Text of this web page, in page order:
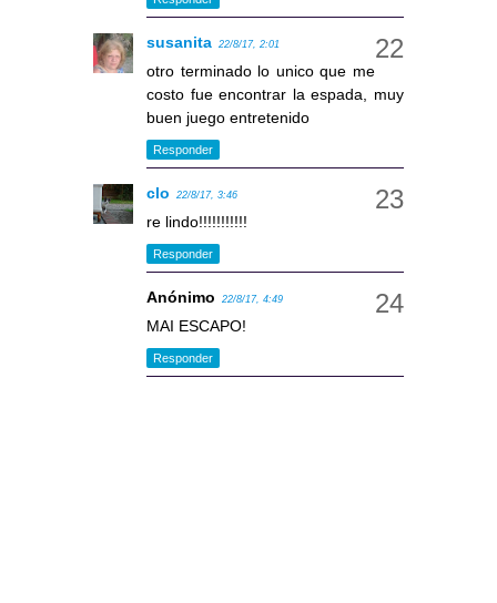
susanita 22/8/17, 2:01
otro terminado lo unico que me
costo fue encontrar la espada, muy
buen juego entretenido
Responder
clo 22/8/17, 3:46
re lindo!!!!!!!!!!!
Responder
Anónimo 22/8/17, 4:49
MAI ESCAPO!
Responder